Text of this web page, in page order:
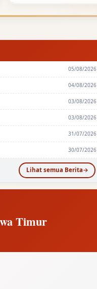
05/08/2026
04/08/2026
03/08/2026
03/08/2026
31/07/2026
30/07/2026
Lihat semua Berita
Timur